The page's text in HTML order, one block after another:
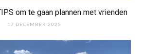
om te gaan plannen met vrienden
17 DECEMBER 2025